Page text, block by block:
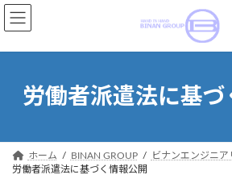
コ
ン
ッ
ナ
ビ
移
労働者派遣法に基づ
ホーム BINAN GROUP
ビナンエンジニ
労働者派遣法に基づく情報公開